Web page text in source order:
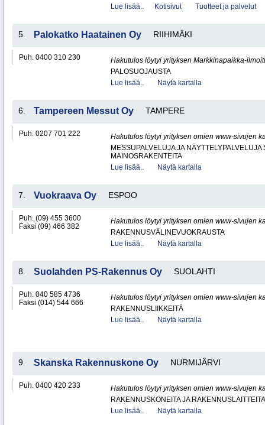
Lue lisää..
Kotisivut Tuotteet ja palvelut
5. Palokatko Haatainen Oy RIIHIMÄKI
Puh. 0400 310 230
Hakutulos löytyi yrityksen Markkinapaikka-
PALOSUOJAUSTA
Lue lisää..
Näytä kartalla
6. Tampereen Messut Oy TAMPERE
Puh. 0207 701 222
Hakutulos löytyi yrityksen omien www-sivujen
MESSUPALVELUJA JA NÄYTTELYPALVELUJA
MAINOSRAKENTEITA
Lue lisää..
Näytä kartalla
7. Vuokraava Oy ESPOO
Puh. (09) 455 3600
Faksi (09) 466 382
Hakutulos löytyi yrityksen omien www-sivujen
RAKENNUSVÄLINEVUOKRAUSTA
Lue lisää..
Näytä kartalla
8. Suolahden PS-Rakennus Oy SUOLAHTI
Puh. 040 585 4736
Faksi (014) 544 666
Hakutulos löytyi yrityksen omien www-sivujen
RAKENNUSLIIKKEITÄ
Lue lisää..
Näytä kartalla
9. Skanska Rakennuskone Oy NURMIJÄRVI
Puh. 0400 420 233
Hakutulos löytyi yrityksen omien www-sivujen
RAKENNUSKONEITA JA RAKENNUSLAITTEITA
Lue lisää..
Näytä kartalla